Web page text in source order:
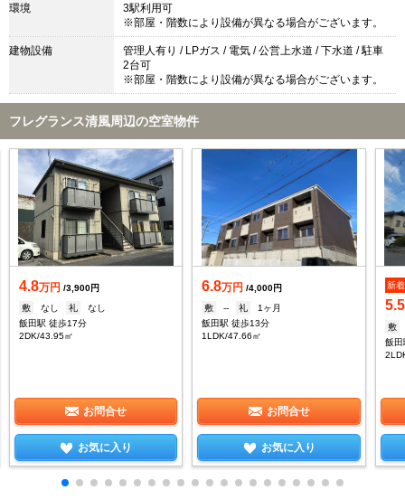
環境
3駅利用可
※部屋・階数により設備が異なる場合がございます。
建物設備
管理人有り / LPガス / 電気 / 公営上水道 / 下水道 / 駐車
2台可
※部屋・階数により設備が異なる場合がございます。
フレグランス清風周辺の空室物件
4.8万円 /3,900円
敷
なし 礼
なし
飯田駅 徒歩17分
2DK/43.95㎡
お問合せ
お気に入り
6.8万円 /4,000円
敷
-- 礼
1ヶ月
飯田駅 徒歩13分
1LDK/47.66㎡
お問合せ
お気に入り
新着
5.5
敷
飯